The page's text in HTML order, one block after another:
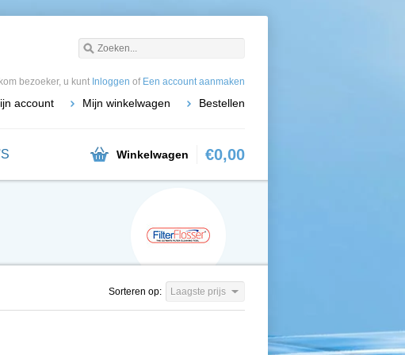
bezoeker, u kunt Inloggen of Een account aanmaken
account Mijn winkelwagen Bestellen
Winkelwagen €0,00
Sorteren op: Laagste prijs